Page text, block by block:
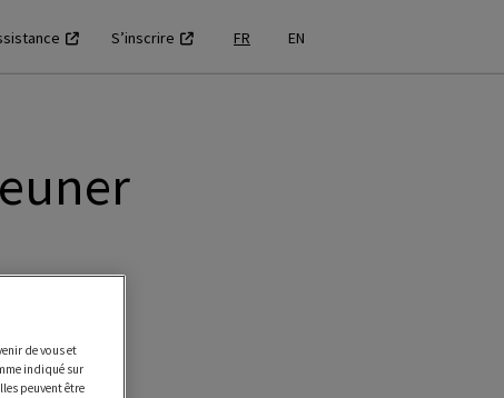
S’inscrire FR EN
de vous et
indiqué sur
peuvent être